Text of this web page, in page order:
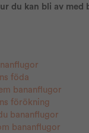
du kan bli av med
föda
bananflugor
förökning
bananflugor
bananflugor